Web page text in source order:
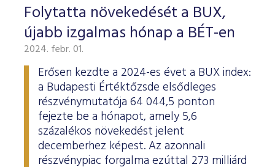
Folytatta növekedését a BUX,
újabb izgalmas hónap a BÉT-en
2024. febr. 01.
Erősen kezdte a 2024-es évet a BUX index:
a Budapesti Értéktőzsde elsődleges
részvénymutatója 64 044,5 ponton
fejezte be a hónapot, amely 5,6
százalékos növekedést jelent
decemberhez képest. Az azonnali
részvénypiac forgalma ezúttal 273 milliárd